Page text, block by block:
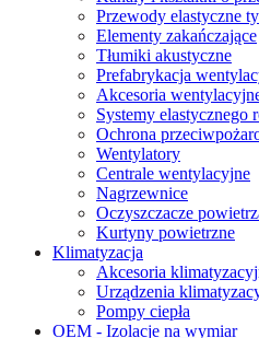
Przewody elastyczne
Elementy zakańczające
Tłumiki akustyczne
Prefabrykacja
Akcesoria
Systemy elastycznego
Ochrona
Wentylatory
Centrale wentylacyjne
Nagrzewnice
Oczyszczacze
Kurtyny powietrzne
Klimatyzacja
Akcesoria
Urządzenia
Pompy ciepła
OEM - Izolacje na wymiar